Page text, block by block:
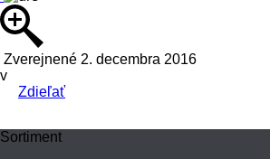
Zverejnené 2. decembra 2016
v
Zdieľať
Sortiment